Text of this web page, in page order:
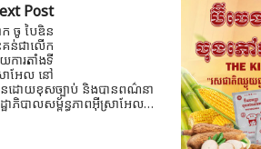
Post
ក ចូ បៃឌិន
គន់ជាលើក
ារតាំងទី
អែល នៅ
នដោយខុសច្បាប់ និងបានពណ៌នា
ដ្ឋាភិបាលសម្ព័ន្ធភាពអ៊ីស្រាអែល…